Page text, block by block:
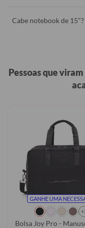
Cabe notebook de 15"?
Pessoas que
GANHE UMA
Bolsa Joy Pro -